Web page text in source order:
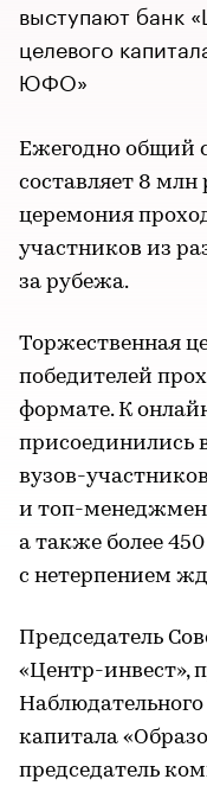
выступают банк
целевого
ЮФО»
Ежегодно общий
составляет 8 млн
церемония
участников из
за рубежа.
Торжественная
победителей
формате. К
присоединились
вузов-
и топ-
а также более
с нетерпением
Председатель
«Центр-инвест»,
Наблюдательного
капитала
председатель